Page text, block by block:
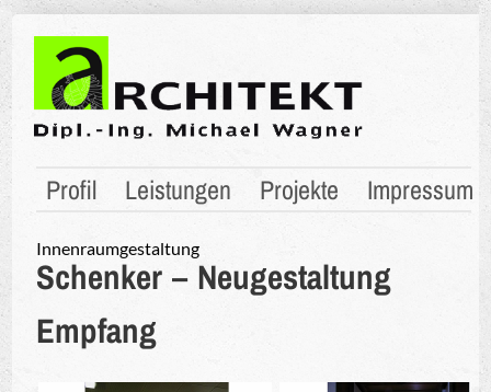
Profil Leistungen Projekte Impressum
Innenraumgestaltung
Schenker – Neugestaltung
Empfang